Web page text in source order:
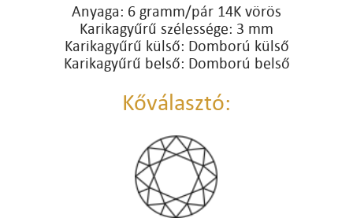
Anyaga: 6 gramm/pár 14K vörös
Karikagyűrű szélessége: 3 mm
Karikagyűrű külső: Domború külső
Karikagyűrű belső: Domború belső
Kőválasztó: